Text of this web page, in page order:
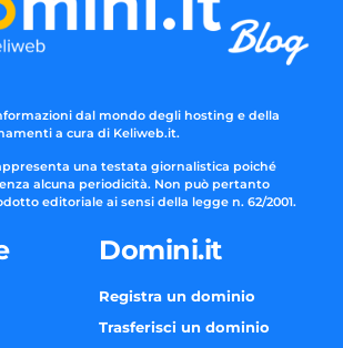
dal mondo degli hosting e della
a cura di Keliweb.it.
una testata giornalistica poiché
alcuna periodicità. Non può pertanto
editoriale ai sensi della legge n. 62/2001.
Domini.it
Registra un dominio
Trasferisci un dominio